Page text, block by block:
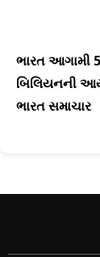
ભારત આગામી
બિલિયનની
ભારત સમાચાર